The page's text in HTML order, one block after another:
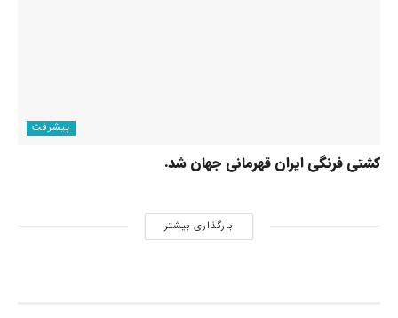
پیشرفت
کشتی فرنگی ایران قهرمانی جهان شد.
بارگذاری بیشتر